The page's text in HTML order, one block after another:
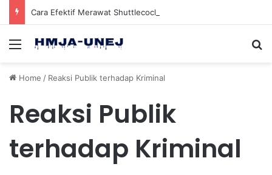
Menu
Home / Reaksi Publik terhadap Kriminal
Reaksi Publik
terhadap Kriminal